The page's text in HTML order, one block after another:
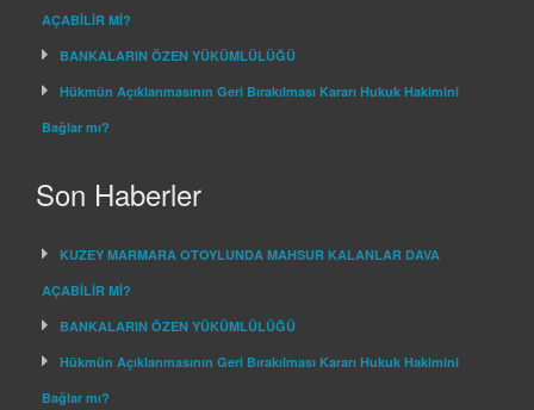
AÇABİLİR Mİ?
BANKALARIN ÖZEN YÜKÜMLÜLÜĞÜ
Hükmün Açıklanmasının Geri Bırakılması Kararı Hukuk Hakimini
Bağlar mı?
Son Haberler
KUZEY MARMARA OTOYLUNDA MAHSUR KALANLAR DAVA
AÇABİLİR Mİ?
BANKALARIN ÖZEN YÜKÜMLÜLÜĞÜ
Hükmün Açıklanmasının Geri Bırakılması Kararı Hukuk Hakimini
Bağlar mı?